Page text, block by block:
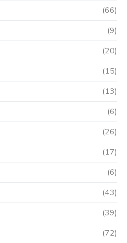
(66)
(9)
(20)
(15)
(13)
(6)
(26)
(17)
(6)
(43)
(39)
(72)